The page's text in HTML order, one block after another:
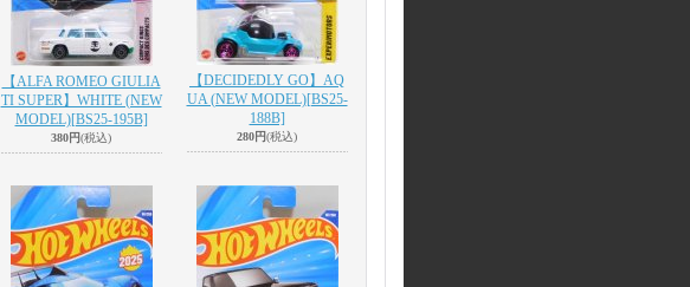
【ALFA ROMEO GIULIA
TI SUPER】WHITE (NEW
MODEL)[BS25-195B]
380円(税込)
【DECIDEDLY GO】AQ
UA (NEW MODEL)[BS25-
188B]
280円(税込)